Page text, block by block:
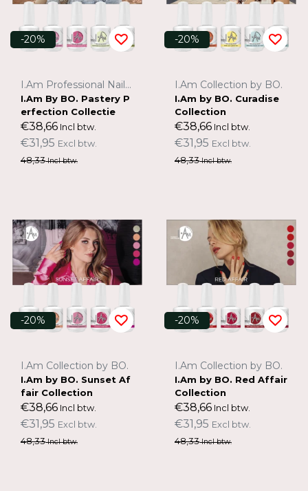
-20%
I.Am Professional Nail Systems
I.Am By BO. Pastery P
erfection Collectie
€38,66 Incl btw.
€31,95 Excl btw.
48,33Incl btw.
-20%
I.Am Collection by BO.
I.Am by BO. Curadise
Collection
€38,66 Incl btw.
€31,95 Excl btw.
48,33Incl btw.
-20%
I.Am Collection by BO.
I.Am by BO. Sunset Af
fair Collection
€38,66 Incl btw.
€31,95 Excl btw.
48,33Incl btw.
-20%
I.Am Collection by BO.
I.Am by BO. Red Affair
Collection
€38,66 Incl btw.
€31,95 Excl btw.
48,33Incl btw.